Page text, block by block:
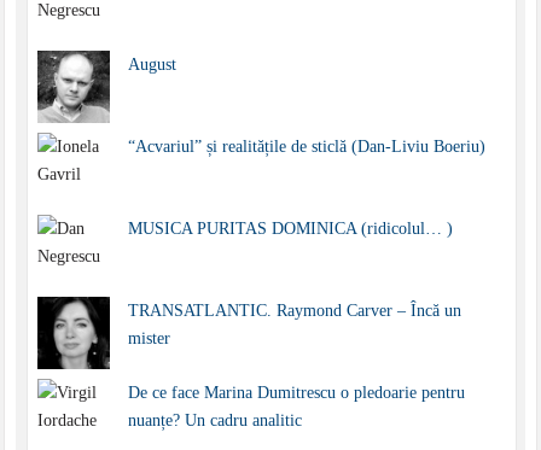
August
“Acvariul” și realitățile de sticlă (Dan-Liviu Boeriu)
MUSICA PURITAS DOMINICA (ridicolul… )
TRANSATLANTIC. Raymond Carver – Încă un
mister
De ce face Marina Dumitrescu o pledoarie pentru
nuanțe? Un cadru analitic